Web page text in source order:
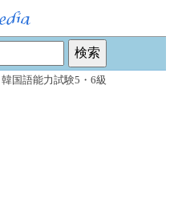
韓国語能力試験5・6級